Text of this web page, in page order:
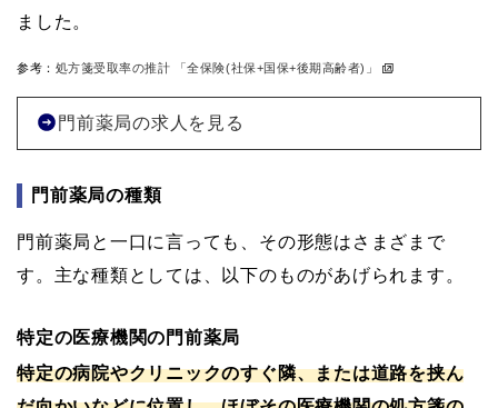
ました。
参考： 処方箋受取率の推計 「全保険(社保+国保+後期高齢者)」
門前薬局の求人を見る
門前薬局の種類
門前薬局と一口に言っても、その形態はさまざまで
す。主な種類としては、以下のものがあげられます。
特定の医療機関の門前薬局
特定の病院やクリニックのすぐ隣、または道路を挟ん